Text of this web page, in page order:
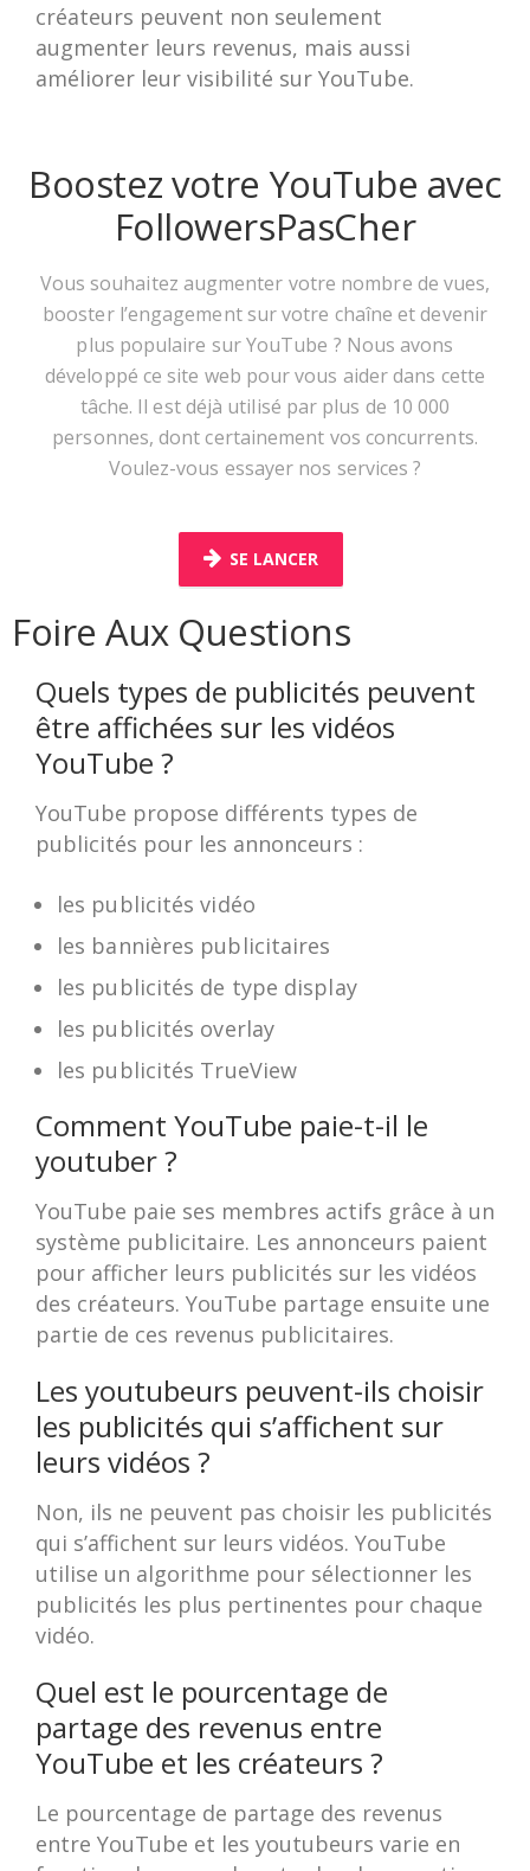
créateurs peuvent non seulement
augmenter leurs revenus, mais aussi
améliorer leur visibilité sur YouTube.
Boostez votre YouTube avec
FollowersPasCher
Vous souhaitez augmenter votre nombre de vues,
booster l’engagement sur votre chaîne et devenir
plus populaire sur YouTube ? Nous avons
développé ce site web pour vous aider dans cette
tâche. Il est déjà utilisé par plus de 10 000
personnes, dont certainement vos concurrents.
Voulez-vous essayer nos services ?
SE LANCER
Foire Aux Questions
Quels types de publicités peuvent
être affichées sur les vidéos
YouTube ?
YouTube propose différents types de
publicités pour les annonceurs :
les publicités vidéo
les bannières publicitaires
les publicités de type display
les publicités overlay
les publicités TrueView
Comment YouTube paie-t-il le
youtuber ?
YouTube paie ses membres actifs grâce à un
système publicitaire. Les annonceurs paient
pour afficher leurs publicités sur les vidéos
des créateurs. YouTube partage ensuite une
partie de ces revenus publicitaires.
Les youtubeurs peuvent-ils choisir
les publicités qui s’affichent sur
leurs vidéos ?
Non, ils ne peuvent pas choisir les publicités
qui s’affichent sur leurs vidéos. YouTube
utilise un algorithme pour sélectionner les
publicités les plus pertinentes pour chaque
vidéo.
Quel est le pourcentage de
partage des revenus entre
YouTube et les créateurs ?
Le pourcentage de partage des revenus
entre YouTube et les youtubeurs varie en